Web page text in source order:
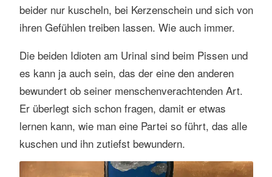
beider nur kuscheln, bei Kerzenschein und sich von
ihren Gefühlen treiben lassen. Wie auch immer.
Die beiden Idioten am Urinal sind beim Pissen und
es kann ja auch sein, das der eine den anderen
bewundert ob seiner menschenverachtenden Art.
Er überlegt sich schon fragen, damit er etwas
lernen kann, wie man eine Partei so führt, das alle
kuschen und ihn zutiefst bewundern.